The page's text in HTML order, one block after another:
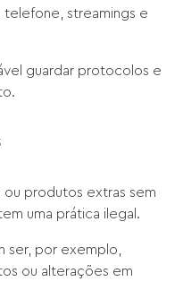
streamings e
guardar protocolos e
ou produtos extras sem
uma prática ilegal.
ser, por exemplo,
ou alterações em